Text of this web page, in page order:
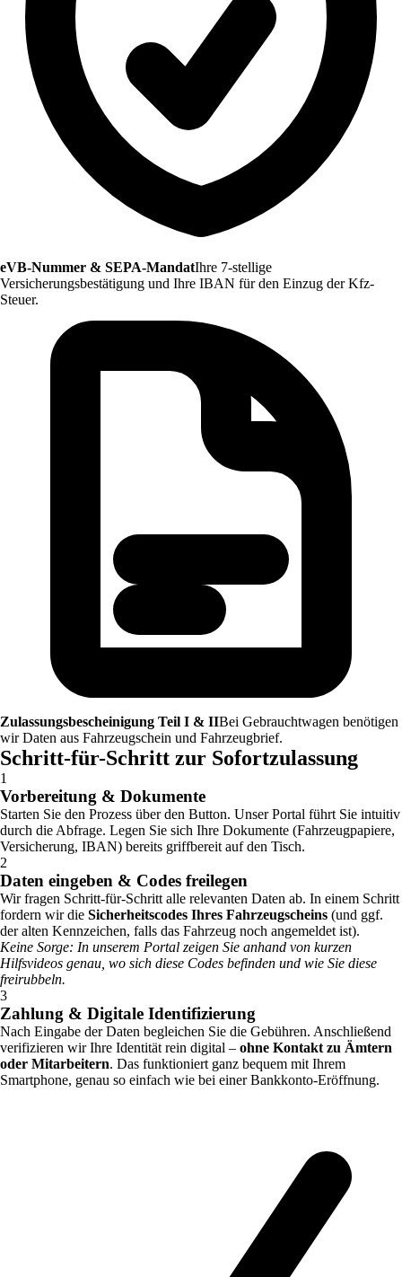
eVB-Nummer & SEPA-MandatIhre 7-stellige
Versicherungsbestätigung und Ihre IBAN für den Einzug der Kfz-
Steuer.
Zulassungsbescheinigung Teil I & IIBei Gebrauchtwagen benötigen
wir Daten aus Fahrzeugschein und Fahrzeugbrief.
Schritt-für-Schritt zur Sofortzulassung
1
Vorbereitung & Dokumente
Starten Sie den Prozess über den Button. Unser Portal führt Sie intuitiv
durch die Abfrage. Legen Sie sich Ihre Dokumente (Fahrzeugpapiere,
Versicherung, IBAN) bereits griffbereit auf den Tisch.
2
Daten eingeben & Codes freilegen
Wir fragen Schritt-für-Schritt alle relevanten Daten ab. In einem Schritt
fordern wir die Sicherheitscodes Ihres Fahrzeugscheins (und ggf.
der alten Kennzeichen, falls das Fahrzeug noch angemeldet ist).
Keine Sorge: In unserem Portal zeigen Sie anhand von kurzen
Hilfsvideos genau, wo sich diese Codes befinden und wie Sie diese
freirubbeln.
3
Zahlung & Digitale Identifizierung
Nach Eingabe der Daten begleichen Sie die Gebühren. Anschließend
verifizieren wir Ihre Identität rein digital – ohne Kontakt zu Ämtern
oder Mitarbeitern. Das funktioniert ganz bequem mit Ihrem
Smartphone, genau so einfach wie bei einer Bankkonto-Eröffnung.